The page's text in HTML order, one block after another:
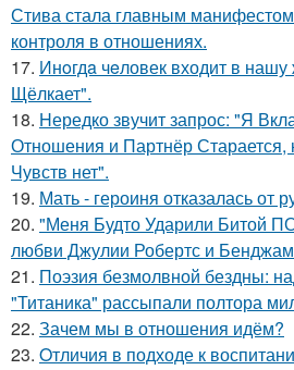
Стива стала главным манифестом
контроля в отношениях.
17. Инoгдa чeловек входит в нашу
Щёлкает".
18. Hередко звучит запрос: "Я
Отношения и Партнёр
Чувств нет".
19. Мать - героиня отказалась от
20. "Меня Будто Ударили Битой
любви Джулии Робертс и
21. Поэзия безмолвной бездны:
"Титаника" рассыпали полтора
22. Зачем мы в отношения идём?
23. Oтличия в подходе к